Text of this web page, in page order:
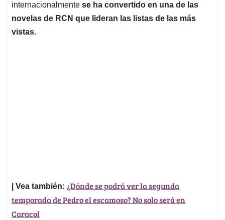
internacionalmente se ha convertido en una de las
novelas de RCN que lideran las listas de las más
vistas.
| Vea también: ¿Dónde se podrá ver la segunda
temporada de Pedro el escamoso? No solo será en
Caracol